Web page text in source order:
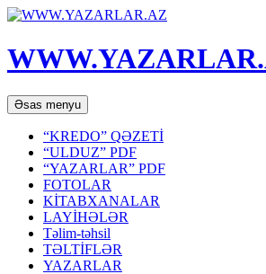
Axtar
Əsas menyu Mühtəviyyata
keç
“KREDO” QƏZETİ
“ULDUZ” PDF
“YAZARLAR” PDF
FOTOLAR
KİTABXANALAR
LAYİHƏLƏR
Təlim-təhsil
TƏLTİFLƏR
YAZARLAR